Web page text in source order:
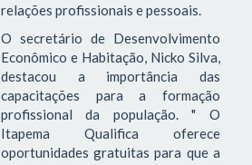
relações profissionais e pessoais.
O secretário de Desenvolvimento
Econômico e Habitação, Nicko Silva,
destacou a importância das
capacitações para a formação
profissional da população. " O
Itapema Qualifica oferece
oportunidades gratuitas para que a